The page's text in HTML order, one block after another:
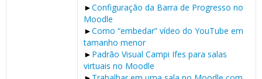
►Configuração da Barra de Progresso no
Moodle
►Como “embedar” vídeo do YouTube em
tamanho menor
► Padrão Visual Campi Ifes para salas
virtuais no Moodle